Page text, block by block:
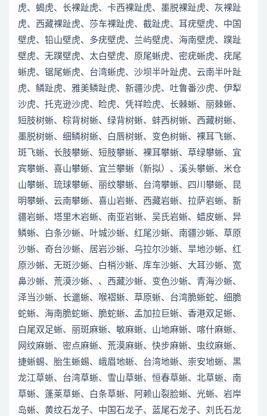
虎、蝎虎、长裸趾虎、卡西裸趾虎、墨脱裸趾虎、灰裸趾
虎、西藏裸趾虎、莎车裸趾虎、截趾虎、耳疣壁虎、中国
壁虎、铅山壁虎、多疣壁虎、兰屿壁虎、海南壁虎、蹼趾
壁虎、无蹼壁虎、太白壁虎、原尾蜥虎、密疣蜥虎、疣尾
蜥虎、锯尾蜥虎、台湾蜥虎、沙坝半叶趾虎、云南半叶趾
虎、鳞趾虎、雅美鳞趾虎、新疆沙虎、吐鲁番沙虎、伊犁
沙虎、托克逊沙虎、睑虎、凭祥睑虎、长棘蜥、丽棘蜥、
短肢树蜥、棕背树蜥、绿背树蜥、蚌西树蜥、西藏树蜥、
墨脱树蜥、细鳞树蜥、白唇树蜥、变色树蜥、裸耳飞蜥、
斑飞蜥、长肢攀蜥、短肢攀蜥、裸耳攀蜥、草绿攀蜥、宜
宾攀蜥、喜山攀蜥、宜兰攀蜥（新拟）、溪头攀蜥、米仓
山攀蜥、琉球攀蜥、丽纹攀蜥、台湾攀蜥、四川攀蜥、昆
明攀蜥、云南攀蜥、喜山岩蜥、西藏岩蜥、拉萨岩蜥、新
疆岩蜥、塔里木岩蜥、南亚岩蜥、吴氏岩蜥、蜡皮蜥、异
鳞蜥、白条沙蜥、叶城沙蜥、红尾沙蜥、南疆沙蜥、草原
沙蜥、奇台沙蜥、居岩沙蜥、乌拉尔沙蜥、旱地沙蜥、红
原沙蜥、无斑沙蜥、白梢沙蜥、库车沙蜥、大耳沙蜥、宽
鼻沙蜥、荒漠沙蜥、、西藏沙蜥、变色沙蜥、青海沙蜥、
泽当沙蜥、长邋蜥、喉褶蜥、草原蜥、台湾脆蜥蛇、细脆
蛇蜥、海南脆蛇蜥、脆蛇蜥、孟加拉巨蜥、香港双足蜥、
白尾双足蜥、丽斑麻蜥、敏麻蜥、山地麻蜥、喀什麻蜥、
网纹麻蜥、密点麻蜥、荒漠麻蜥、快步麻蜥、虫纹麻蜥、
捷蜥蜴、胎生蜥蜴、峨眉地蜥、台湾地蜥、崇安地蜥、黑
龙江草蜥、台湾草蜥、雪山草蜥、恒春草蜥、北草蜥、南
草蜥、蓬莱草蜥、白条草蜥、阿赖山裂脸蜥、光蜥、岩岸
岛蜥、黄纹石龙子、中国石龙子、蓝尾石龙子、刘氏石龙